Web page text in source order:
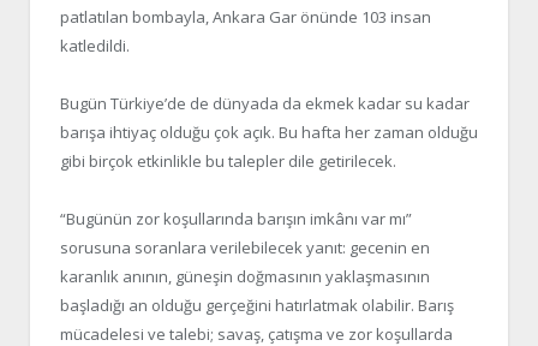
patlatılan bombayla, Ankara Gar önünde 103 insan
katledildi.
Bugün Türkiye’de de dünyada da ekmek kadar su kadar
barışa ihtiyaç olduğu çok açık. Bu hafta her zaman olduğu
gibi birçok etkinlikle bu talepler dile getirilecek.
“Bugünün zor koşullarında barışın imkânı var mı”
sorusuna soranlara verilebilecek yanıt: gecenin en
karanlık anının, güneşin doğmasının yaklaşmasının
başladığı an olduğu gerçeğini hatırlatmak olabilir. Barış
mücadelesi ve talebi; savaş, çatışma ve zor koşullarda